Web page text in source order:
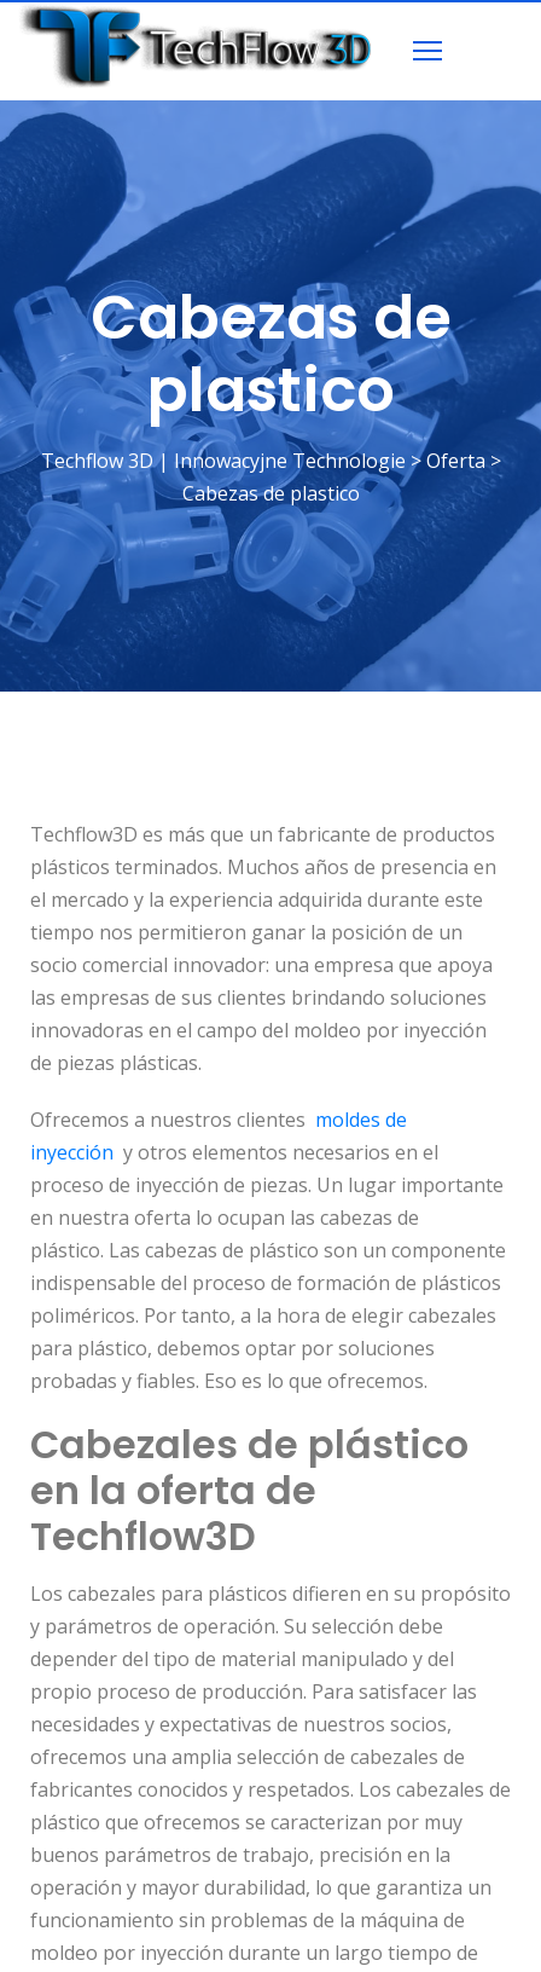
Cabezas de
plastico
Techflow 3D | Innowacyjne Technologie >Oferta>
Cabezas de plastico
Techflow3D es más que un fabricante de productos
plásticos terminados. Muchos años de presencia en
el mercado y la experiencia adquirida durante este
tiempo nos permitieron ganar la posición de un
socio comercial innovador: una empresa que apoya
las empresas de sus clientes brindando soluciones
innovadoras en el campo del moldeo por inyección
de piezas plásticas.
Ofrecemos a nuestros clientes moldes de
inyección y otros elementos necesarios en el
proceso de inyección de piezas. Un lugar importante
en nuestra oferta lo ocupan las cabezas de
plástico. Las cabezas de plástico son un componente
indispensable del proceso de formación de plásticos
poliméricos. Por tanto, a la hora de elegir cabezales
para plástico, debemos optar por soluciones
probadas y fiables. Eso es lo que ofrecemos.
Cabezales de plástico
en la oferta de
Techflow3D
Los cabezales para plásticos difieren en su propósito
y parámetros de operación. Su selección debe
depender del tipo de material manipulado y del
propio proceso de producción. Para satisfacer las
necesidades y expectativas de nuestros socios,
ofrecemos una amplia selección de cabezales de
fabricantes conocidos y respetados. Los cabezales de
plástico que ofrecemos se caracterizan por muy
buenos parámetros de trabajo, precisión en la
operación y mayor durabilidad, lo que garantiza un
funcionamiento sin problemas de la máquina de
moldeo por inyección durante un largo tiempo de